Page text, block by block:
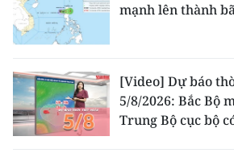
mạnh lên thành
[Video] Dự báo
5/8/2026: Bắc Bộ
Trung Bộ cục bộ